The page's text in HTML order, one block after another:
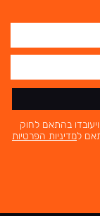
בהתאם לחוק
מדיניות הפרטיות